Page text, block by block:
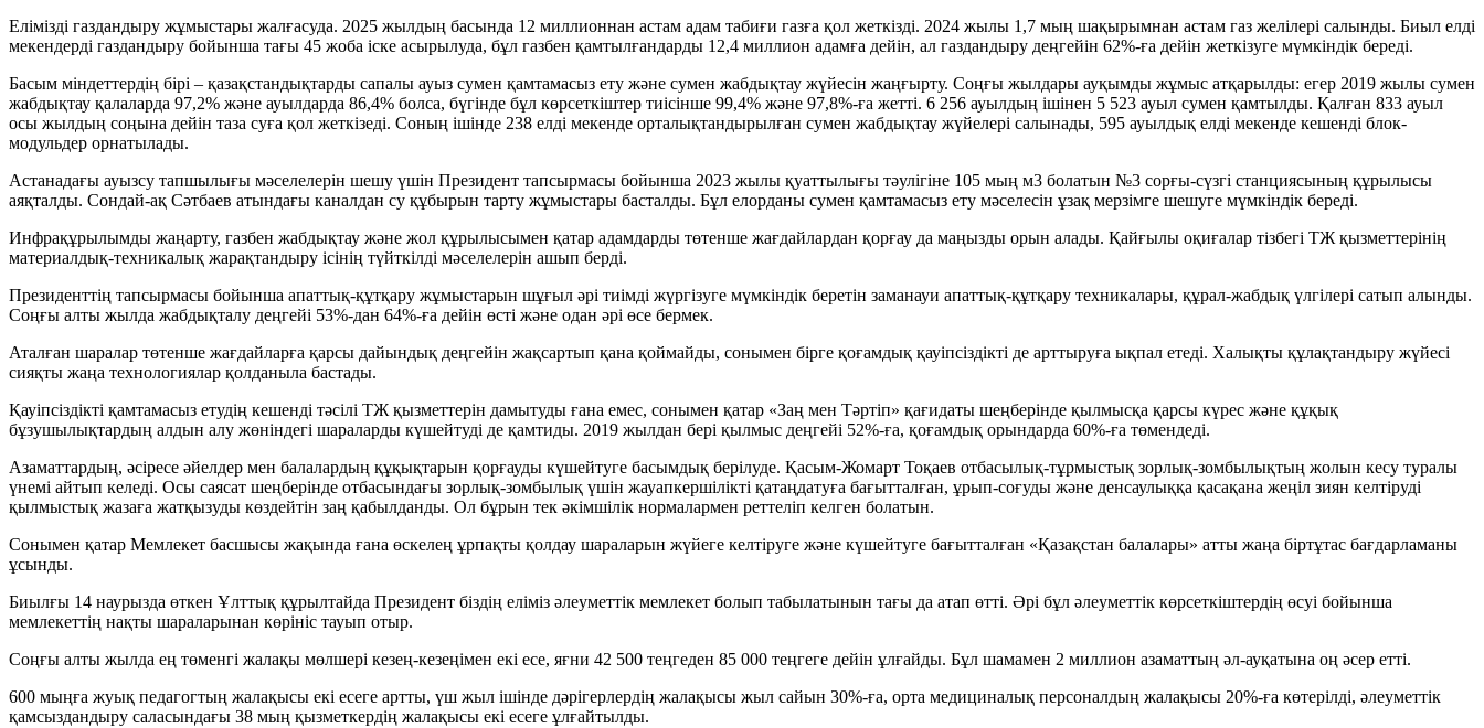
Елімізді газдандыру жұмыстары жалғасуда. 2025 жылдың басында 12 миллионнан астам адам табиғи газға қол жеткізді. 2024 жылы 1,7 мың шақырымнан астам газ желілері салынды. Биыл елді
мекендерді газдандыру бойынша тағы 45 жоба іске асырылуда, бұл газбен қамтылғандарды 12,4 миллион адамға дейін, ал газдандыру деңгейін 62%-ға дейін жеткізуге мүмкіндік береді.
Басым міндеттердің бірі – қазақстандықтарды сапалы ауыз сумен қамтамасыз ету және сумен жабдықтау жүйесін жаңғырту. Соңғы жылдары ауқымды жұмыс атқарылды: егер 2019 жылы сумен
жабдықтау қалаларда 97,2% және ауылдарда 86,4% болса, бүгінде бұл көрсеткіштер тиісінше 99,4% және 97,8%-ға жетті. 6 256 ауылдың ішінен 5 523 ауыл сумен қамтылды. Қалған 833 ауыл
осы жылдың соңына дейін таза суға қол жеткізеді. Соның ішінде 238 елді мекенде орталықтандырылған сумен жабдықтау жүйелері салынады, 595 ауылдық елді мекенде кешенді блок-
модульдер орнатылады.
Астанадағы ауызсу тапшылығы мәселелерін шешу үшін Президент тапсырмасы бойынша 2023 жылы қуаттылығы тәулігіне 105 мың м3 болатын №3 сорғы-сүзгі станциясының құрылысы
аяқталды. Сондай-ақ Сәтбаев атындағы каналдан су құбырын тарту жұмыстары басталды. Бұл елорданы сумен қамтамасыз ету мәселесін ұзақ мерзімге шешуге мүмкіндік береді.
Инфрақұрылымды жаңарту, газбен жабдықтау және жол құрылысымен қатар адамдарды төтенше жағдайлардан қорғау да маңызды орын алады. Қайғылы оқиғалар тізбегі ТЖ қызметтерінің
материалдық-техникалық жарақтандыру ісінің түйткілді мәселелерін ашып берді.
Президенттің тапсырмасы бойынша апаттық-құтқару жұмыстарын шұғыл әрі тиімді жүргізуге мүмкіндік беретін заманауи апаттық-құтқару техникалары, құрал-жабдық үлгілері сатып алынды.
Соңғы алты жылда жабдықталу деңгейі 53%-дан 64%-ға дейін өсті және одан әрі өсе бермек.
Аталған шаралар төтенше жағдайларға қарсы дайындық деңгейін жақсартып қана қоймайды, сонымен бірге қоғамдық қауіпсіздікті де арттыруға ықпал етеді. Халықты құлақтандыру жүйесі
сияқты жаңа технологиялар қолданыла бастады.
Қауіпсіздікті қамтамасыз етудің кешенді тәсілі ТЖ қызметтерін дамытуды ғана емес, сонымен қатар «Заң мен Тәртіп» қағидаты шеңберінде қылмысқа қарсы күрес және құқық
бұзушылықтардың алдын алу жөніндегі шараларды күшейтуді де қамтиды. 2019 жылдан бері қылмыс деңгейі 52%-ға, қоғамдық орындарда 60%-ға төмендеді.
Азаматтардың, әсіресе әйелдер мен балалардың құқықтарын қорғауды күшейтуге басымдық берілуде. Қасым-Жомарт Тоқаев отбасылық-тұрмыстық зорлық-зомбылықтың жолын кесу туралы
үнемі айтып келеді. Осы саясат шеңберінде отбасындағы зорлық-зомбылық үшін жауапкершілікті қатаңдатуға бағытталған, ұрып-соғуды және денсаулыққа қасақана жеңіл зиян келтіруді
қылмыстық жазаға жатқызуды көздейтін заң қабылданды. Ол бұрын тек әкімшілік нормалармен реттеліп келген болатын.
Сонымен қатар Мемлекет басшысы жақында ғана өскелең ұрпақты қолдау шараларын жүйеге келтіруге және күшейтуге бағытталған «Қазақстан балалары» атты жаңа біртұтас бағдарламаны
ұсынды.
Биылғы 14 наурызда өткен Ұлттық құрылтайда Президент біздің еліміз әлеуметтік мемлекет болып табылатынын тағы да атап өтті. Әрі бұл әлеуметтік көрсеткіштердің өсуі бойынша
мемлекеттің нақты шараларынан көрініс тауып отыр.
Соңғы алты жылда ең төменгі жалақы мөлшері кезең-кезеңімен екі есе, яғни 42 500 теңгеден 85 000 теңгеге дейін ұлғайды. Бұл шамамен 2 миллион азаматтың әл-ауқатына оң әсер етті.
600 мыңға жуық педагогтың жалақысы екі есеге артты, үш жыл ішінде дәрігерлердің жалақысы жыл сайын 30%-ға, орта медициналық персоналдың жалақысы 20%-ға көтерілді, әлеуметтік
қамсыздандыру саласындағы 38 мың қызметкердің жалақысы екі есеге ұлғайтылды.